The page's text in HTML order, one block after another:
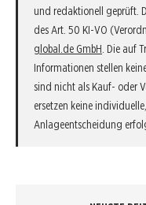
und redaktionell geprüft.
des Art. 50 KI-VO
global.de GmbH . Die auf
Informationen stellen
sind nicht als Kauf- oder
ersetzen keine
Anlageentscheidung